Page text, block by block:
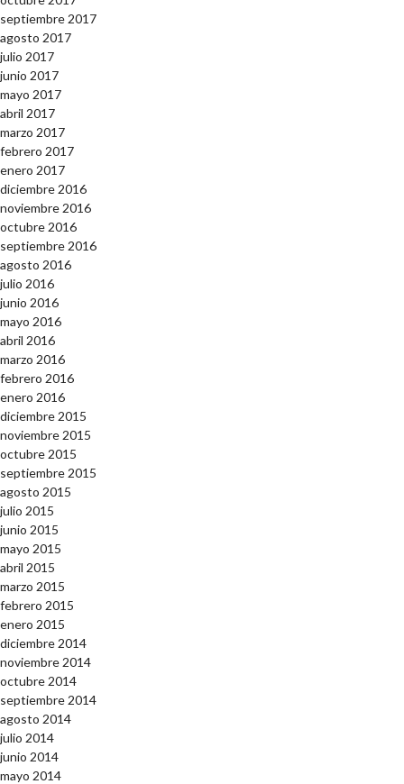
septiembre 2017
agosto 2017
julio 2017
junio 2017
mayo 2017
abril 2017
marzo 2017
febrero 2017
enero 2017
diciembre 2016
noviembre 2016
octubre 2016
septiembre 2016
agosto 2016
julio 2016
junio 2016
mayo 2016
abril 2016
marzo 2016
febrero 2016
enero 2016
diciembre 2015
noviembre 2015
octubre 2015
septiembre 2015
agosto 2015
julio 2015
junio 2015
mayo 2015
abril 2015
marzo 2015
febrero 2015
enero 2015
diciembre 2014
noviembre 2014
octubre 2014
septiembre 2014
agosto 2014
julio 2014
junio 2014
mayo 2014